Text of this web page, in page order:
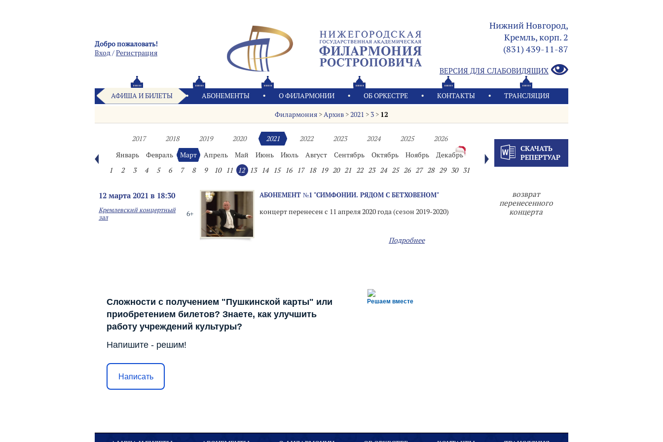
Добро пожаловать!
Вход/Pегистрация
Нижний Новгород,
Кремль, корп. 2
(831) 439-11-87
ВЕРСИЯ ДЛЯ СЛАБОВИДЯЩИХ
АФИША И БИЛЕТЫ АБОНЕМЕНТЫ О ФИЛАРМОНИИ OБ ОРКЕСТРЕ КОНТАКТЫ ТРАНСЛЯЦИЯ
Филармония >Архив >2021 > 3 > 12
2017 2018 2019 2020 2021 2022 2023 2024 2025
2026
Январь
Февраль Март Апрель Май Июнь Июль Август Сентябрь Октябрь Ноябрь
Декабрь
1
2 3 4 5 6 7 8 9 10 11 12 13 14 15 16 17 18 19 20 21 22 23 24 25 26 27 28 29 30 31
СКАЧАТЬ
РЕПЕРТУАР
12 марта 2021 в 18:30
6+
Кремлевский концертный
зал
АБОНЕМЕНТ №1 "СИМФОНИИ. РЯДОМ С БЕТХОВЕНОМ"
концерт перенесен с 11 апреля 2020 года (сезон 2019-2020)
Подробнее
возврат
перенесенного
концерта
Решаем вместе
Сложности с получением "Пушкинской карты" или
приобретением билетов? Знаете, как улучшить
работу учреждений культуры?
Напишите - решим!
Написать